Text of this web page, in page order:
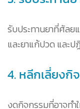
รับประทานยาที่ศัลย
และยาแก้ปวด และ
4. หลีกเลี่ยงกิ
งดกิจกรรมที่อาจทำ